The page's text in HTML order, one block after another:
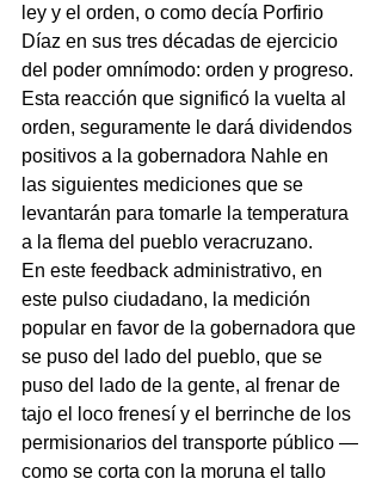
ley y el orden, o como decía Porfirio
Díaz en sus tres décadas de ejercicio
del poder omnímodo: orden y progreso.
Esta reacción que significó la vuelta al
orden, seguramente le dará dividendos
positivos a la gobernadora Nahle en
las siguientes mediciones que se
levantarán para tomarle la temperatura
a la flema del pueblo veracruzano.
En este feedback administrativo, en
este pulso ciudadano, la medición
popular en favor de la gobernadora que
se puso del lado del pueblo, que se
puso del lado de la gente, al frenar de
tajo el loco frenesí y el berrinche de los
permisionarios del transporte público —
como se corta con la moruna el tallo